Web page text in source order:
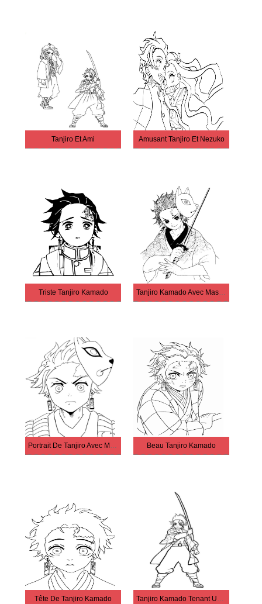
Tanjiro Et Ami Amusant Tanjiro Et Nezuko
Triste Tanjiro Kamado Tanjiro Kamado Avec Masque Et Épée
Portrait De Tanjiro Avec Masque Beau Tanjiro Kamado
Tête De Tanjiro Kamado Tanjiro Kamado Tenant Une Épée